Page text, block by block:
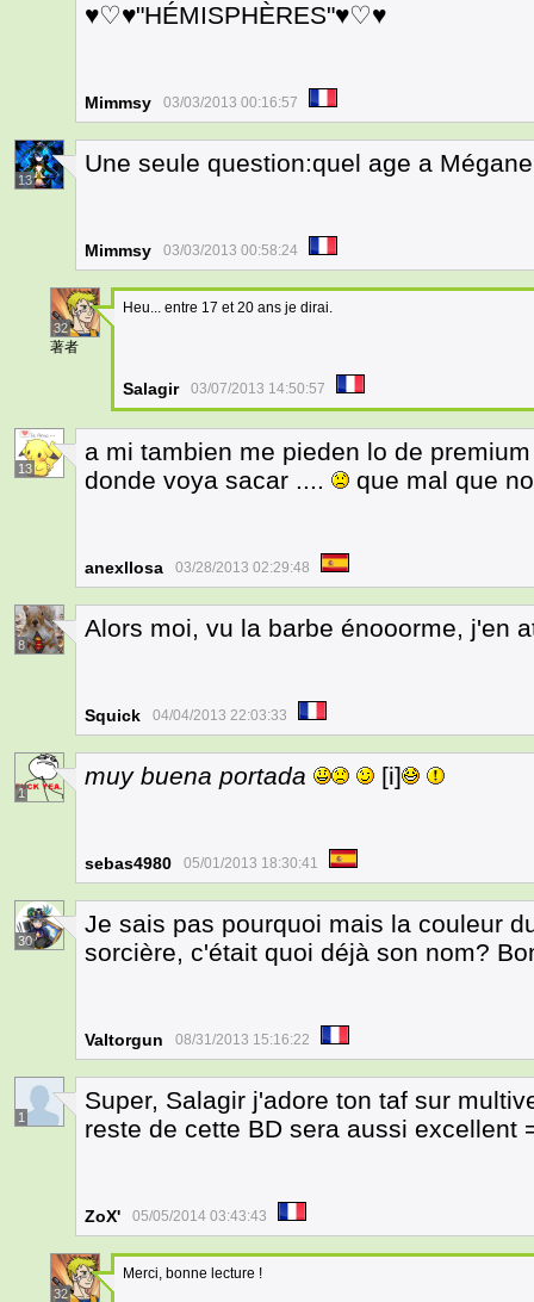
♥♡♥"HÉMISPHÈRES"♥♡♥
Mimmsy 03/03/2013 00:16:57
13
Une seule question:quel age a
Mimmsy 03/03/2013 00:58:24
32
著者
Heu... entre 17 et 20 ans je dirai.
Salagir 03/07/2013 14:50:57
13
a mi tambien me pieden lo de
donde voya sacar ....
que mal que
anexllosa 03/28/2013 02:29:48
8
Alors moi, vu la barbe énooorme, j'en
Squick 04/04/2013 22:03:33
1
muy buena portada [i]
sebas4980 05/01/2013 18:30:41
30
Je sais pas pourquoi mais la couleur
sorcière, c'était quoi déjà son nom?
Valtorgun 08/31/2013 15:16:22
1
Super, Salagir j'adore ton taf sur
reste de cette BD sera aussi excellent
ZoX' 05/05/2014 03:43:43
32
Merci, bonne lecture !